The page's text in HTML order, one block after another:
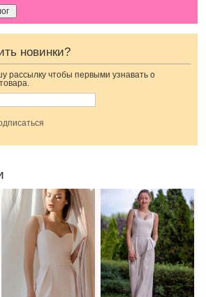
новинки?
рассылку чтобы первыми узнавать о
Класический
широких
бретелях
Класический